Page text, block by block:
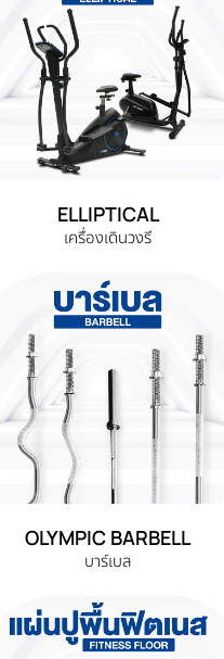
ELLIPTICAL
เครื่องเดินวงรี
OLYMPIC BARBELL
บาร์เบล